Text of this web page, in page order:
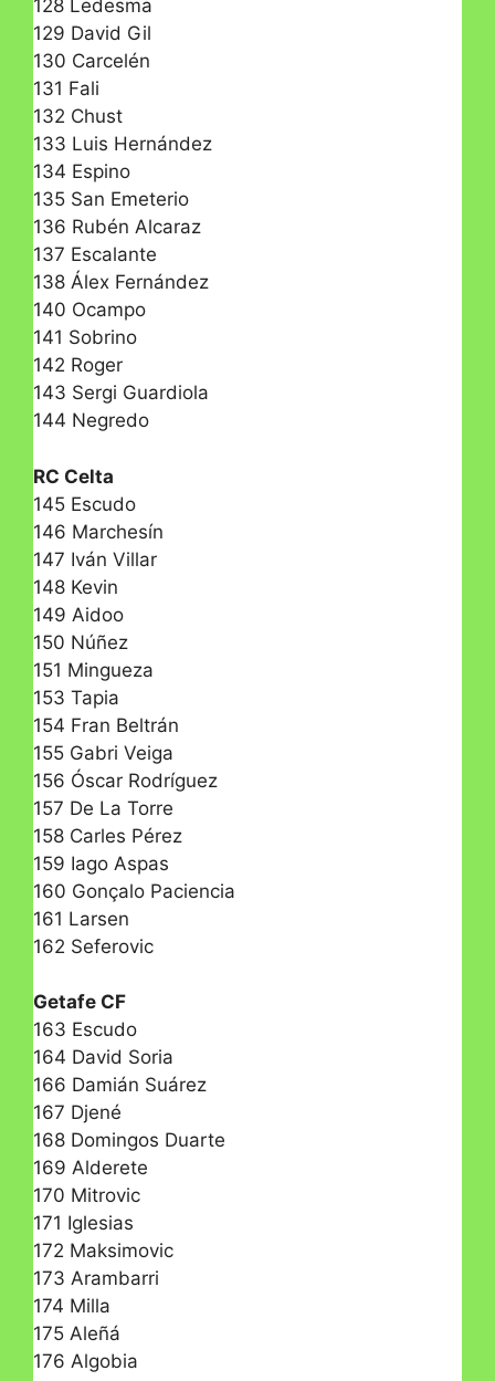
128 Ledesma
129 David Gil
130 Carcelén
131 Fali
132 Chust
133 Luis Hernández
134 Espino
135 San Emeterio
136 Rubén Alcaraz
137 Escalante
138 Álex Fernández
140 Ocampo
141 Sobrino
142 Roger
143 Sergi Guardiola
144 Negredo
RC Celta
145 Escudo
146 Marchesín
147 Iván Villar
148 Kevin
149 Aidoo
150 Núñez
151 Mingueza
153 Tapia
154 Fran Beltrán
155 Gabri Veiga
156 Óscar Rodríguez
157 De La Torre
158 Carles Pérez
159 Iago Aspas
160 Gonçalo Paciencia
161 Larsen
162 Seferovic
Getafe CF
163 Escudo
164 David Soria
166 Damián Suárez
167 Djené
168 Domingos Duarte
169 Alderete
170 Mitrovic
171 Iglesias
172 Maksimovic
173 Arambarri
174 Milla
175 Aleñá
176 Algobia